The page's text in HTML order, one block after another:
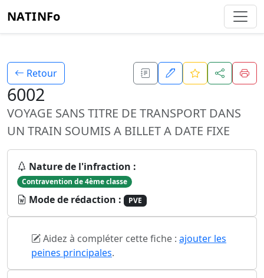
NATINFo
Retour
6002
VOYAGE SANS TITRE DE TRANSPORT DANS
UN TRAIN SOUMIS A BILLET A DATE FIXE
Nature de l'infraction :
Contravention de 4ème classe
Mode de rédaction : PVE
Aidez à compléter cette fiche : ajouter les
peines principales.